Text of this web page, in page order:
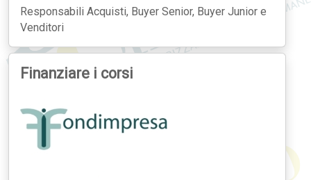
Responsabili Acquisti, Buyer Senior, Buyer Junior e
Venditori
Finanziare i corsi